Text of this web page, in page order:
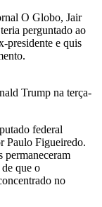
O Globo, Jair
perguntado ao
presidente e quis
Trump na terça-
federal
Paulo Figueiredo.
permaneceram
que o
no